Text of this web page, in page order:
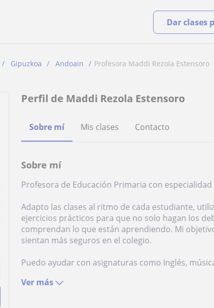
Dar clases
Gipuzkoa Andoain Profesora Maddi Rezola Estensoro
Perfil de Maddi Rezola Estensoro
Sobre mí Mis clases Contacto
Sobre mí
Profesora de Educación Primaria con especialidad
Adapto las clases al ritmo de cada estudiante,
ejercicios prácticos para que no solo hagan los
comprendan lo que están aprendiendo. Mi
sientan más seguros en el colegio.
Puedo ayudar con asignaturas como Inglés,
Ver más